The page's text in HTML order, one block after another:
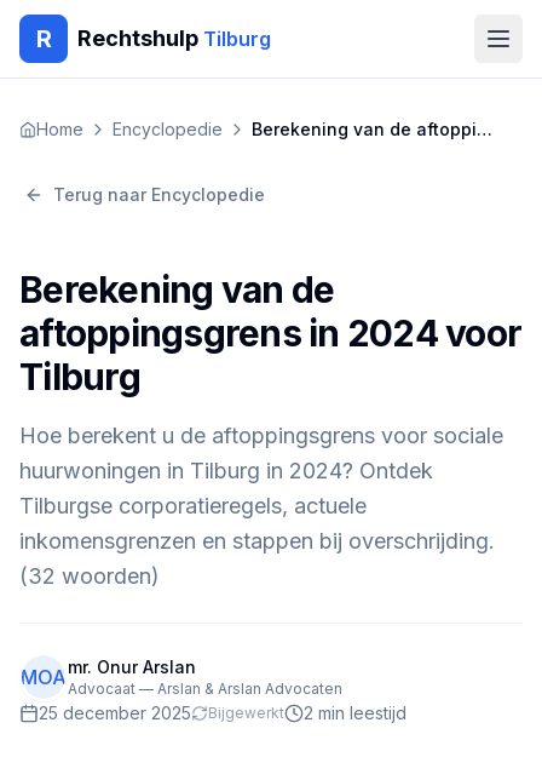
R Rechtshulp Tilburg
Home
Contact
🇳🇱 Nederlands
العربية
🇷🇴 Română
Gratis Advies
Home Encyclopedie Berekening van de aftoppingsgrens in 2024 voor Tilburg
Terug naar Encyclopedie
Berekening van de
aftoppingsgrens in 2024 voor
Tilburg
Hoe berekent u de aftoppingsgrens voor sociale
huurwoningen in Tilburg in 2024? Ontdek
Tilburgse corporatieregels, actuele
inkomensgrenzen en stappen bij overschrijding.
(32 woorden)
MOAmr. Onur Arslan
Advocaat — Arslan & Arslan Advocaten
25 december 2025 Bijgewerkt 2 min leestijd